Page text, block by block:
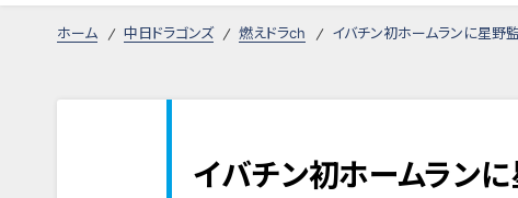
ホーム 中日ドラゴンズ 燃えドラch イバチン初ホームランに星野
イバチン初ホームラン